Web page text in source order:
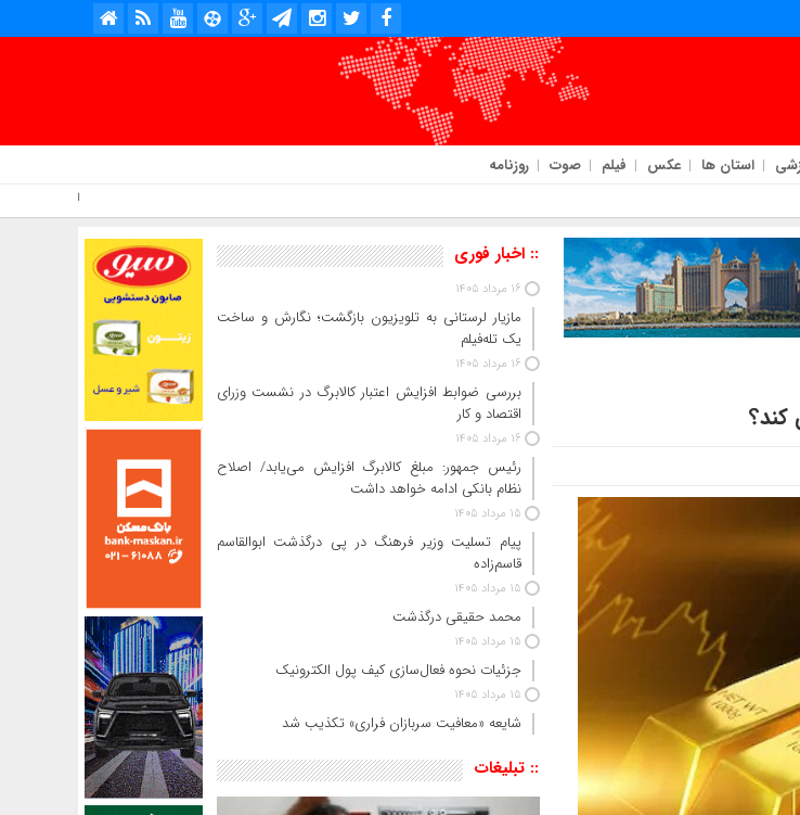
استان ها عکس فیلم صوت روزنامه
امروز : جمعه, ۱۶ مرداد , ۱۴۰۵ .::. برابر با : Friday, 7 August , 2026 .::. اخبار منتشر شده : 3 خبر
کند؟
:: اخبار فوری
16 مرداد 1405
مازیار لرستانی به تلویزیون بازگشت؛ نگارش و ساخت
یک تله‌فیلم
16 مرداد 1405
بررسی ضوابط افزایش اعتبار کالابرگ در نشست وزرای
اقتصاد و کار
16 مرداد 1405
رئیس‌ جمهور: مبلغ کالابرگ افزایش می‌یابد/ اصلاح
نظام بانکی ادامه خواهد داشت
15 مرداد 1405
پیام تسلیت وزیر فرهنگ در پی درگذشت ابوالقاسم
قاسم‌زاده
15 مرداد 1405
محمد حقیقی درگذشت
15 مرداد 1405
جزئیات نحوه فعال‌سازی کیف پول الکترونیک
15 مرداد 1405
شایعه «معافیت سربازان فراری» تکذیب شد
:: تبلیغات